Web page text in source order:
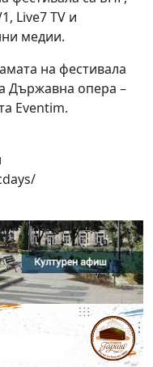
Live7 TV и
медии.
на фестивала
Държавна опера –
Eventim.